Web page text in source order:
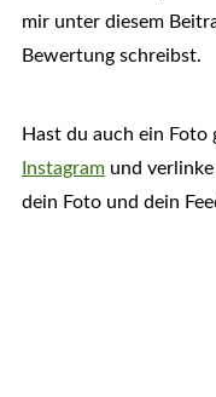
mir unter diesem
Bewertung schreibst.
Hast du auch ein Foto
Instagramund verlinke
dein Foto und dein